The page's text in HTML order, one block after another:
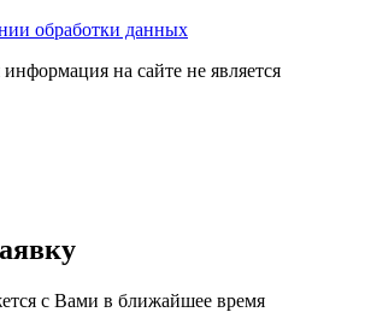
обработки данных
на сайте не является
с Вами в ближайшее время